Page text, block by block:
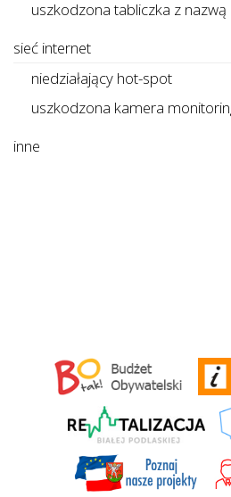
uszkodzona tabliczka z nazwą
sieć internet
niedziałający hot-spot
uszkodzona kamera
inne